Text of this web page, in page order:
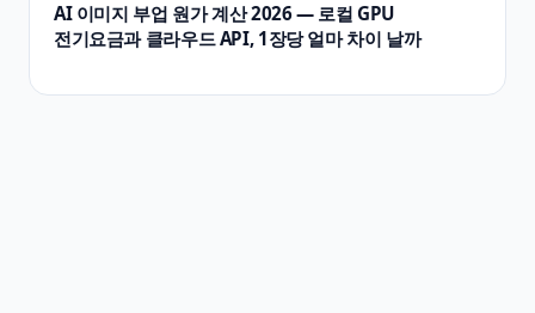
AI 이미지 부업 원가 계산 2026 — 로컬 GPU
전기요금과 클라우드 API, 1장당 얼마 차이 날까